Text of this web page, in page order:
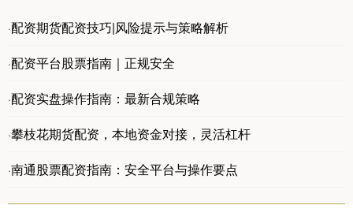
·配资期货配资技巧|风险提示与策略解析
·配资平台股票指南｜正规安全
·配资实盘操作指南：最新合规策略
·攀枝花期货配资，本地资金对接，灵活杠杆
·南通股票配资指南：安全平台与操作要点